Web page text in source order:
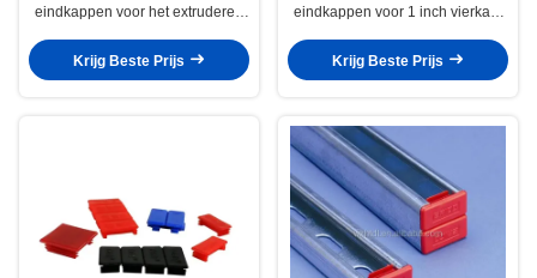
eindkappen voor het extruderen
Krijg Beste Prijs
eindkappen voor 1 inch vierkant
Krijg Beste Prijs